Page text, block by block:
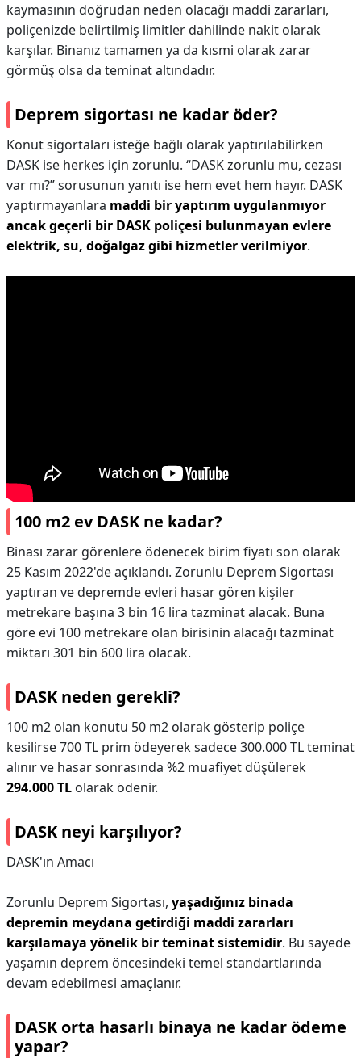
kaymasının doğrudan neden olacağı maddi zararları,
poliçenizde belirtilmiş limitler dahilinde nakit olarak
karşılar. Binanız tamamen ya da kısmi olarak zarar
görmüş olsa da teminat altındadır.
Deprem sigortası ne kadar öder?
Konut sigortaları isteğe bağlı olarak yaptırılabilirken
DASK ise herkes için zorunlu. “DASK zorunlu mu, cezası
var mı?” sorusunun yanıtı ise hem evet hem hayır. DASK
yaptırmayanlara maddi bir yaptırım uygulanmıyor
ancak geçerli bir DASK poliçesi bulunmayan evlere
elektrik, su, doğalgaz gibi hizmetler verilmiyor.
100 m2 ev DASK ne kadar?
Binası zarar görenlere ödenecek birim fiyatı son olarak
25 Kasım 2022'de açıklandı. Zorunlu Deprem Sigortası
yaptıran ve depremde evleri hasar gören kişiler
metrekare başına 3 bin 16 lira tazminat alacak. Buna
göre evi 100 metrekare olan birisinin alacağı tazminat
miktarı 301 bin 600 lira olacak.
DASK neden gerekli?
100 m2 olan konutu 50 m2 olarak gösterip poliçe
kesilirse 700 TL prim ödeyerek sadece 300.000 TL teminat
alınır ve hasar sonrasında %2 muafiyet düşülerek
294.000 TL olarak ödenir.
DASK neyi karşılıyor?
DASK'ın Amacı
Zorunlu Deprem Sigortası, yaşadığınız binada
depremin meydana getirdiği maddi zararları
karşılamaya yönelik bir teminat sistemidir. Bu sayede
yaşamın deprem öncesindeki temel standartlarında
devam edebilmesi amaçlanır.
DASK orta hasarlı binaya ne kadar ödeme
yapar?